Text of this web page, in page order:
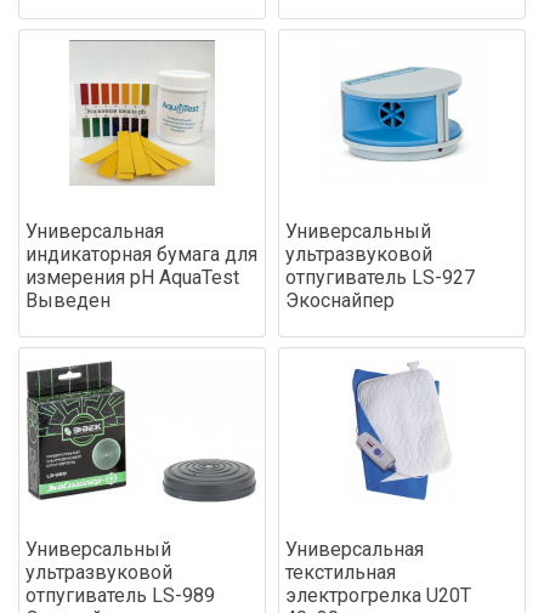
Универсальная
индикаторная бумага для
измерения pH AquaTest
Выведен
Универсальный
ультразвуковой
отпугиватель LS-927
Экоснайпер
Универсальный
ультразвуковой
отпугиватель LS-989
Универсальная
текстильная
электрогрелка U20T